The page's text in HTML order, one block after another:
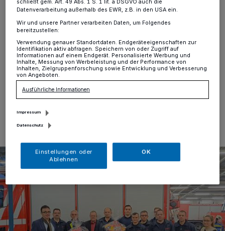
Kamp-Lintfort·Am Mittwochnachmittag bedankte
sich Bürgermeister Prof. Dr. Christoph Landscheidt
gemeinsam mit dem Personalrat, vertreten durch Frank
Aldenkott und Julia Sallach, für das große Engagement
der Kamp-Lintforter Feuerwehr, Polizei und des
Rettungsdienstes.
20.12.2024 , 13:15 Uhr Eine Minute Lesezeit
schließt gem. Art. 49 Abs. 1 S. 1 lit. a DSGVO auch die
Datenverarbeitung außerhalb des EWR, z.B. in den USA ein.
Wir und unsere Partner verarbeiten Daten, um Folgendes
bereitzustellen:
Verwendung genauer Standortdaten. Endgeräteeigenschaften zur
Identifikation aktiv abfragen. Speichern von oder Zugriff auf
Informationen auf einem Endgerät. Personalisierte Werbung und
Inhalte, Messung von Werbeleistung und der Performance von
Inhalten, Zielgruppenforschung sowie Entwicklung und Verbesserung
von Angeboten.
Ausführliche Informationen
Impressum
Datenschutz
Einstellungen oder
Ablehnen
OK